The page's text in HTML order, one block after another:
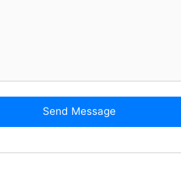
Send Message